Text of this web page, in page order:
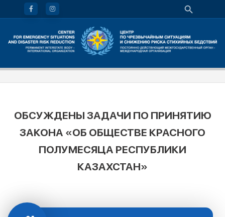
ОБСУЖДЕНЫ ЗАДАЧИ ПО ПРИНЯТИЮ
ЗАКОНА «ОБ ОБЩЕСТВЕ КРАСНОГО
ПОЛУМЕСЯЦА РЕСПУБЛИКИ
КАЗАХСТАН»